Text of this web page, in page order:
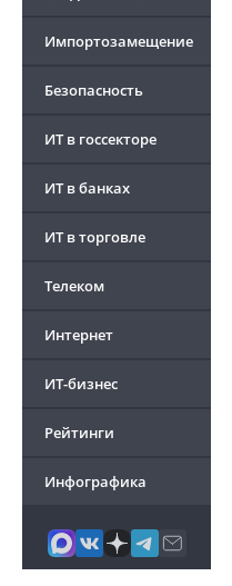
Импортозамещение
Безопасность
ИТ в госсекторе
ИТ в банках
ИТ в торговле
Телеком
Интернет
ИТ-бизнес
Рейтинги
Инфографика